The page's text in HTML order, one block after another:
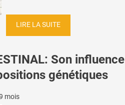
LIRE LA SUITE
Son influence
génétiques
mois